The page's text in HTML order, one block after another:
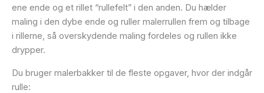
ene ende og et rillet “rullefelt” i den anden. Du hælder
maling i den dybe ende og ruller malerrullen frem og tilbage
i rillerne, så overskydende maling fordeles og rullen ikke
drypper.
Du bruger malerbakker til de fleste opgaver, hvor der indgår
rulle: